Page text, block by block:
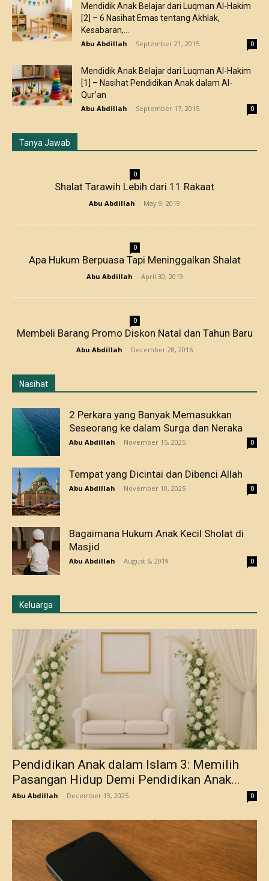
Mendidik Anak Belajar dari Luqman Al-Hakim
[2] – 6 Nasihat Emas tentang Akhlak,
Kesabaran,...
Abu Abdillah - September 21, 2015 0
Mendidik Anak Belajar dari Luqman Al-Hakim
[1] – Nasihat Pendidikan Anak dalam Al-
Qur’an
Abu Abdillah - September 17, 2015 0
Tanya Jawab
0
Shalat Tarawih Lebih dari 11 Rakaat
Abu Abdillah - May 9, 2019
0
Apa Hukum Berpuasa Tapi Meninggalkan Shalat
Abu Abdillah - April 30, 2019
0
Membeli Barang Promo Diskon Natal dan Tahun Baru
Abu Abdillah - December 28, 2016
Nasihat
2 Perkara yang Banyak Memasukkan
Seseorang ke dalam Surga dan Neraka
Abu Abdillah - November 15, 2025 0
Tempat yang Dicintai dan Dibenci Allah
Abu Abdillah - November 10, 2025 0
Bagaimana Hukum Anak Kecil Sholat di
Masjid
Abu Abdillah - August 6, 2019 0
Keluarga
Pendidikan Anak dalam Islam 3: Memilih
Pasangan Hidup Demi Pendidikan Anak...
Abu Abdillah - December 13, 2025 0